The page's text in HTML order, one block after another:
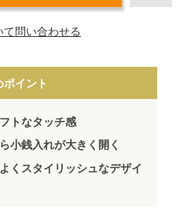
て問い合わせる
ポイント
トなタッチ感
小銭入れが大きく開く
くスタイリッシュなデザイ